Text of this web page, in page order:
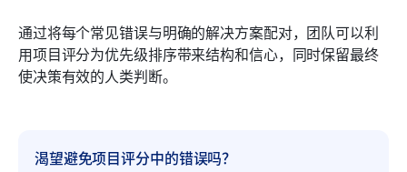
通过将每个常见错误与明确的解决方案配对，团队可以利
用项目评分为优先级排序带来结构和信心，同时保留最终
使决策有效的人类判断。
渴望避免项目评分中的错误吗？